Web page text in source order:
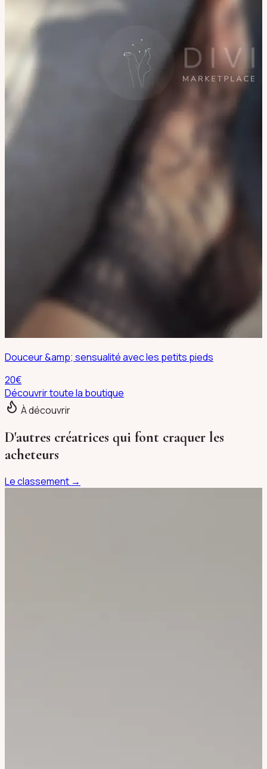
Douceur &amp; sensualité avec les petits pieds
20€
Découvrir toute la boutique
À découvrir
D'autres créatrices qui font craquer les
acheteurs
Le classement →